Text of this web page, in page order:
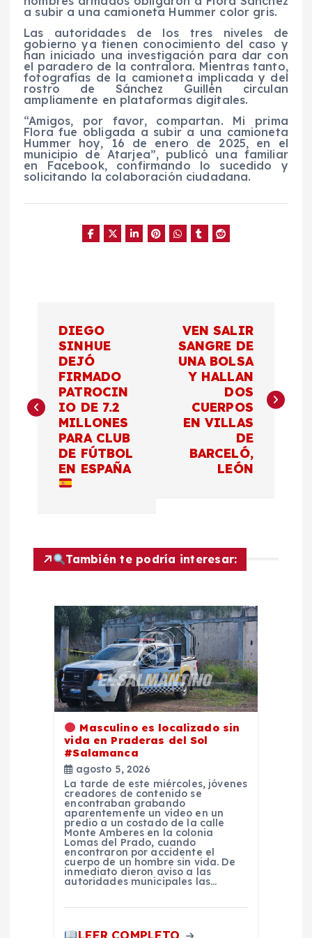
a subir a una camioneta Hummer color gris.
Las autoridades de los tres niveles de
gobierno ya tienen conocimiento del caso y
han iniciado una investigación para dar con
el paradero de la contralora. Mientras tanto,
fotografías de la camioneta implicada y del
rostro de Sánchez Guillén circulan
ampliamente en plataformas digitales.
“Amigos, por favor, compartan. Mi prima
Flora fue obligada a subir a una camioneta
Hummer hoy, 16 de enero de 2025, en el
municipio de Atarjea”, publicó una familiar
en Facebook, confirmando lo sucedido y
solicitando la colaboración ciudadana.
e
DIEGO
SINHUE
DEJÓ
FIRMADO
PATROCIN
IO DE 7.2
MILLONES
PARA CLUB
DE FÚTBOL
EN ESPAÑA
VEN SALIR
SANGRE DE
UNA BOLSA
Y HALLAN
DOS
CUERPOS
EN VILLAS
DE
BARCELÓ,
LEÓN
También te podría interesar:
Masculino es localizado sin
vida en Praderas del Sol
#Salamanca
agosto 5, 2026
La tarde de este miércoles, jóvenes
creadores de contenido se
encontraban grabando
aparentemente un vídeo en un
predio a un costado de la calle
Monte Amberes en la colonia
Lomas del Prado, cuando
encontraron por accidente el
cuerpo de un hombre sin vida. De
inmediato dieron aviso a las
autoridades municipales las…